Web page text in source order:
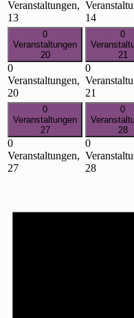
Veranstaltungen,
13
14
0
Veranstaltungen
20
0
Veranstaltungen,
20
0
21
0
21
0
Veranstaltungen
27
0
Veranstaltungen,
27
0
28
0
28